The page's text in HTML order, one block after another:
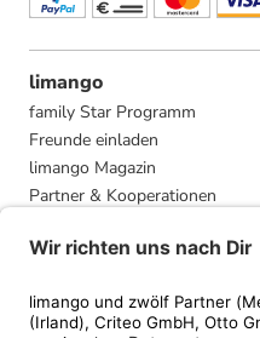
limango
family Star Programm
Freunde einladen
limango Magazin
Partner & Kooperationen
Presse